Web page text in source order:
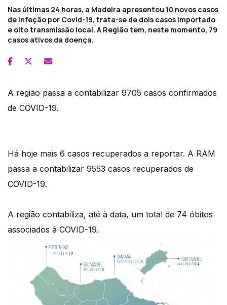
Nas últimas 24 horas, a Madeira apresentou 10 novos casos
de infeção por Covid-19, trata-se de dois casos importado
e oito transmissão local. A Região tem, neste momento, 79
casos ativos da doença.
A região passa a contabilizar 9705 casos confirmados
de COVID-19.
Há hoje mais 6 casos recuperados a reportar. A RAM
passa a contabilizar 9553 casos recuperados de
COVID-19.
A região contabiliza, até à data, um total de 74 óbitos
associados à COVID-19.